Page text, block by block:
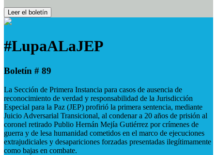
Leer el boletín
#LupaALaJEP
Boletín # 89
La Sección de Primera Instancia para casos de ausencia de
reconocimiento de verdad y responsabilidad de la Jurisdicción
Especial para la Paz (JEP) profirió la primera sentencia, mediante
Juicio Adversarial Transicional, al condenar a 20 años de prisión al
coronel retirado Publio Hernán Mejía Gutiérrez por crímenes de
guerra y de lesa humanidad cometidos en el marco de ejecuciones
extrajudiciales y desapariciones forzadas presentadas ilegítimamente
como bajas en combate.